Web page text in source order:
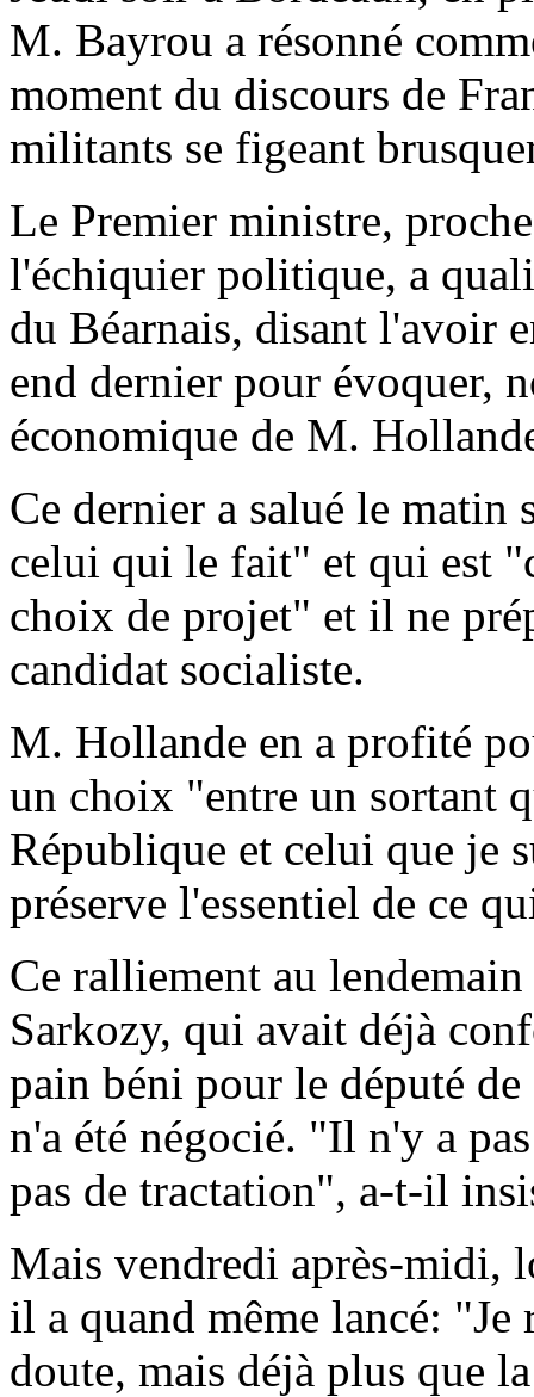
M. Bayrou a résonné
moment du discours de
militants se figeant
Le Premier ministre,
l'échiquier politique, a
du Béarnais, disant l'avoir
end dernier pour évoquer,
économique de M.
Ce dernier a salué le
celui qui le fait" et qui est
choix de projet" et il ne
candidat socialiste.
M. Hollande en a profité
un choix "entre un sortant
République et celui que je
préserve l'essentiel de ce
Ce ralliement au
Sarkozy, qui avait déjà
pain béni pour le député
n'a été négocié. "Il n'y a
pas de tractation", a-t-il
Mais vendredi après-midi,
il a quand même lancé: "Je
doute, mais déjà plus que